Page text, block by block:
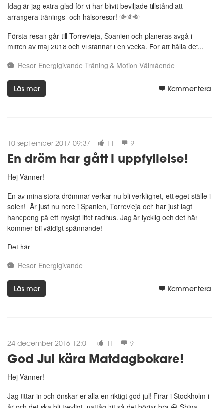
Idag är jag extra glad för vi har blivit beviljade tillstånd att
arrangera tränings- och hälsoresor! 🌞🌞🌞
Första resan går till Torrevieja, Spanien och planeras avgå i
mitten av maj 2018 och vi stannar i en vecka. För att hålla det...
Resor Energigivande Träning & Motion Välmående
Läs mer Kommentera
10 september 2017 09:37 11 9
En dröm har gått i uppfyllelse!
Hej Vänner!
En av mina stora drömmar verkar nu bli verklighet, ett eget ställe i
solen! Är just nu nere i Spanien, Torrevieja och har just lagt
handpeng på ett mysigt litet radhus. Jag är lycklig och det här
kommer bli väldigt spännande!
Det här...
Resor Energigivande
Läs mer Kommentera
24 december 2016 12:01 11 9
God Jul kära Matdagbokare!
Hej Vänner!
Jag tittar in och önskar er alla en riktigt god jul! Firar i Stockholm i